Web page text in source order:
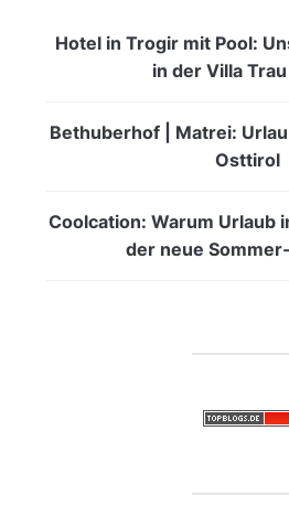
Hotel in Trogir mit Pool:
in der Villa Trau
Bethuberhof | Matrei:
Osttirol
Coolcation: Warum Urlaub
der neue